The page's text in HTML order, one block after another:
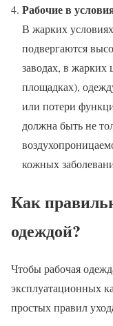
Рабочие в
В жарких
подвергаются
заводах, в жарких
площадках),
или потери
должна быть не
кожных
Как
одеждой?
Чтобы рабочая
эксплуатационных
простых правил